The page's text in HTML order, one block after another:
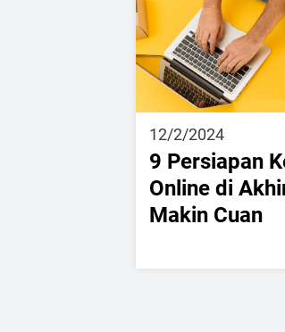
12/2/2024
9 Persiapan
Online di
Makin Cuan